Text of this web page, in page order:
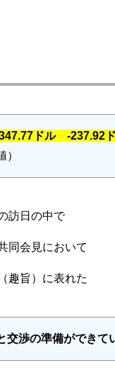
ドル -237.92
訪日の中で
同会見において
趣旨）に表れた
交渉の準備ができて